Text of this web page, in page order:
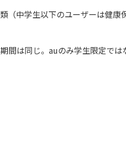
（中学生以下のユーザーは健康
間は同じ。auのみ学生限定では